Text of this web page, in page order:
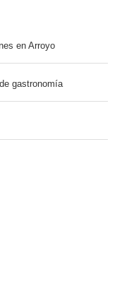
en Arroyo
gastronomía